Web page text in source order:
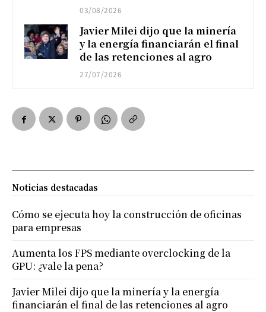
03/08/2026
Javier Milei dijo que la minería
y la energía financiarán el final
de las retenciones al agro
27/07/2026
Noticias destacadas
Cómo se ejecuta hoy la construcción de oficinas
para empresas
Aumenta los FPS mediante overclocking de la
GPU: ¿vale la pena?
Javier Milei dijo que la minería y la energía
financiarán el final de las retenciones al agro